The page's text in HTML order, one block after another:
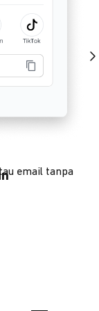
email tanpa